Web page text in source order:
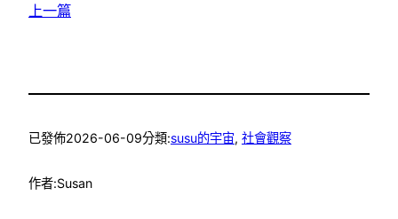
上一篇
已發佈2026-06-09分類:susu的宇宙, 社會觀察
作者:Susan